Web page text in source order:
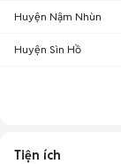
Huyện Nậm Nhùn
Huyện Sìn Hồ
Tiện ích